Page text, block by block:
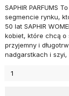
SAPHIR PARFUMS
segmencie rynku,
50 lat SAPHIR
kobiet, które chcą o
przyjemny i
nadgarstkach i szyi,